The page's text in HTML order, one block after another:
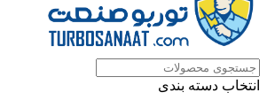
انتخاب دسته بندی